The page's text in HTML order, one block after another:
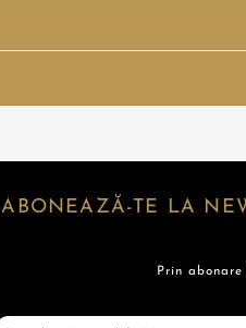
ABONEAZĂ-TE LA
Prin